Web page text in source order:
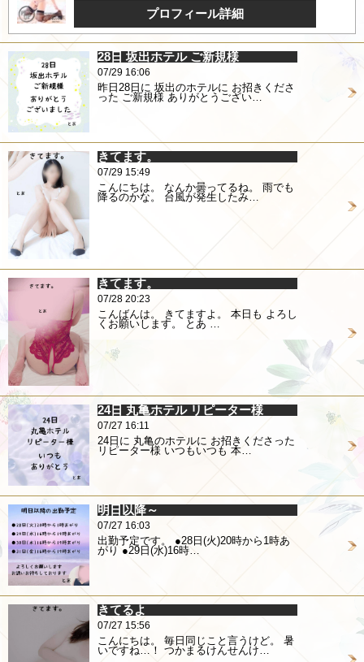
プロフィール詳細
28日 坂出ホテル ご新規様
07/29 16:06
昨日28日に 坂出のホテルに お招きくださ
った ご新規様 ありがとうござい…
きてます。
07/29 15:49
こんにちは。 なんか曇ってるね。 雨でも
降るのかな。 台風が発生したみ…
きてます。
07/28 20:23
こんばんは。 きてますよ。 本日も よろし
くお願いします。 とあ …
24日 丸亀ホテル リピーター様
07/27 16:11
24日に 丸亀のホテルに お招きくださった
リピーター様 いつもいつも 本…
明日以降～
07/27 16:03
出勤予定です。 ●28日(火)20時から1時あ
がり ●29日(水)16時…
きてるよ
07/27 15:56
こんにちは。 毎日同じこと言うけど。 暑
いですね…！ つかまるけんせんけ…